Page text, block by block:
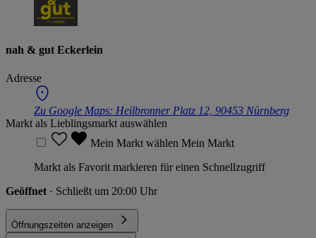
nah & gut Eckerlein
Adresse
Zu Google Maps: Heilbronner Platz 12, 90453 Nürnberg
Markt als Lieblingsmarkt auswählen
Mein Markt wählen Mein Markt
Markt als Favorit markieren für einen Schnellzugriff
Geöffnet · Schließt um 20:00 Uhr
Öffnungszeiten anzeigen